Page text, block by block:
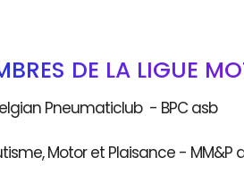
DE LA LIGUE
Pneumaticlub - BPC asb
Motor et Plaisance - MM&P